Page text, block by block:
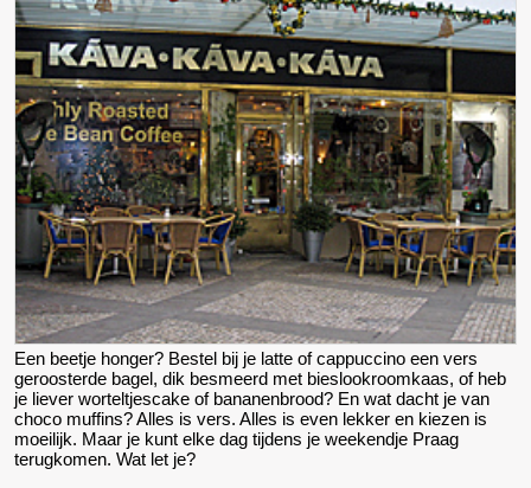
Een beetje honger? Bestel bij je latte of cappuccino een vers
geroosterde bagel, dik besmeerd met bieslookroomkaas, of heb
je liever worteltjescake of bananenbrood? En wat dacht je van
choco muffins? Alles is vers. Alles is even lekker en kiezen is
moeilijk. Maar je kunt elke dag tijdens je weekendje Praag
terugkomen. Wat let je?